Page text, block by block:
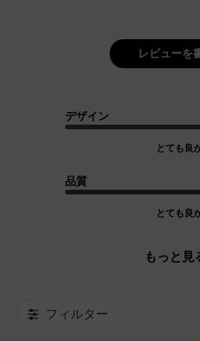
レビューを
デザイン
とても良
品質
とても良
もっと見
フィルター